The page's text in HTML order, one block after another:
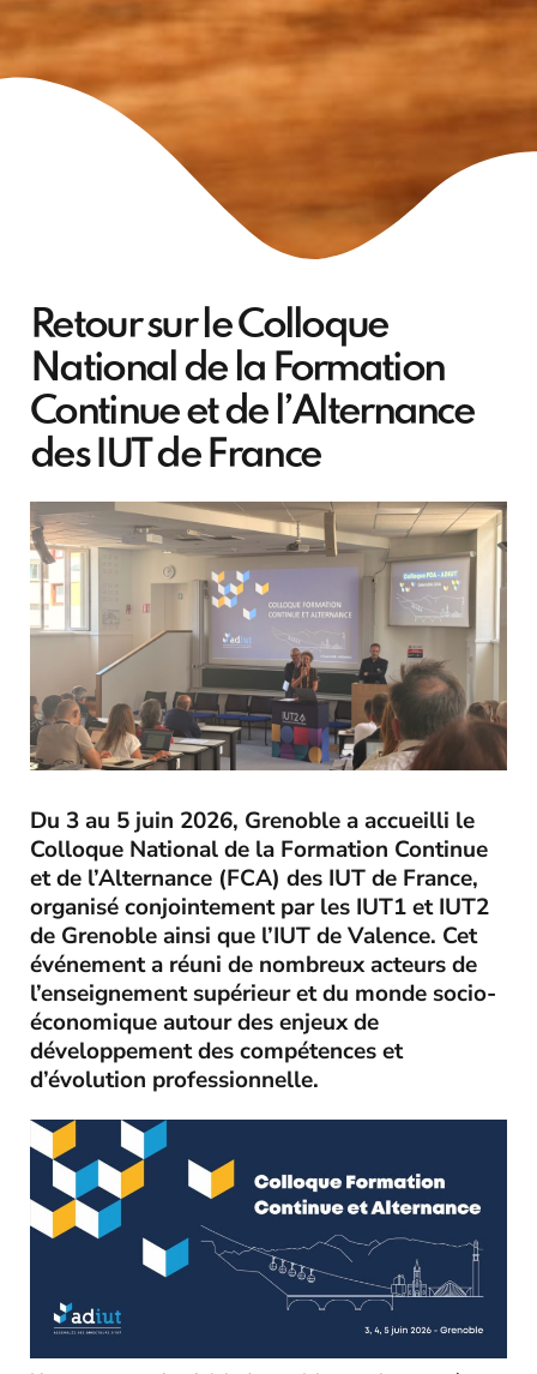
Retour sur le Colloque
National de la Formation
Continue et de l’Alternance
des IUT de France
Du 3 au 5 juin 2026, Grenoble a accueilli le
Colloque National de la Formation Continue
et de l’Alternance (FCA) des IUT de France,
organisé conjointement par les IUT1 et IUT2
de Grenoble ainsi que l’IUT de Valence. Cet
événement a réuni de nombreux acteurs de
l’enseignement supérieur et du monde socio-
économique autour des enjeux de
développement des compétences et
d’évolution professionnelle.